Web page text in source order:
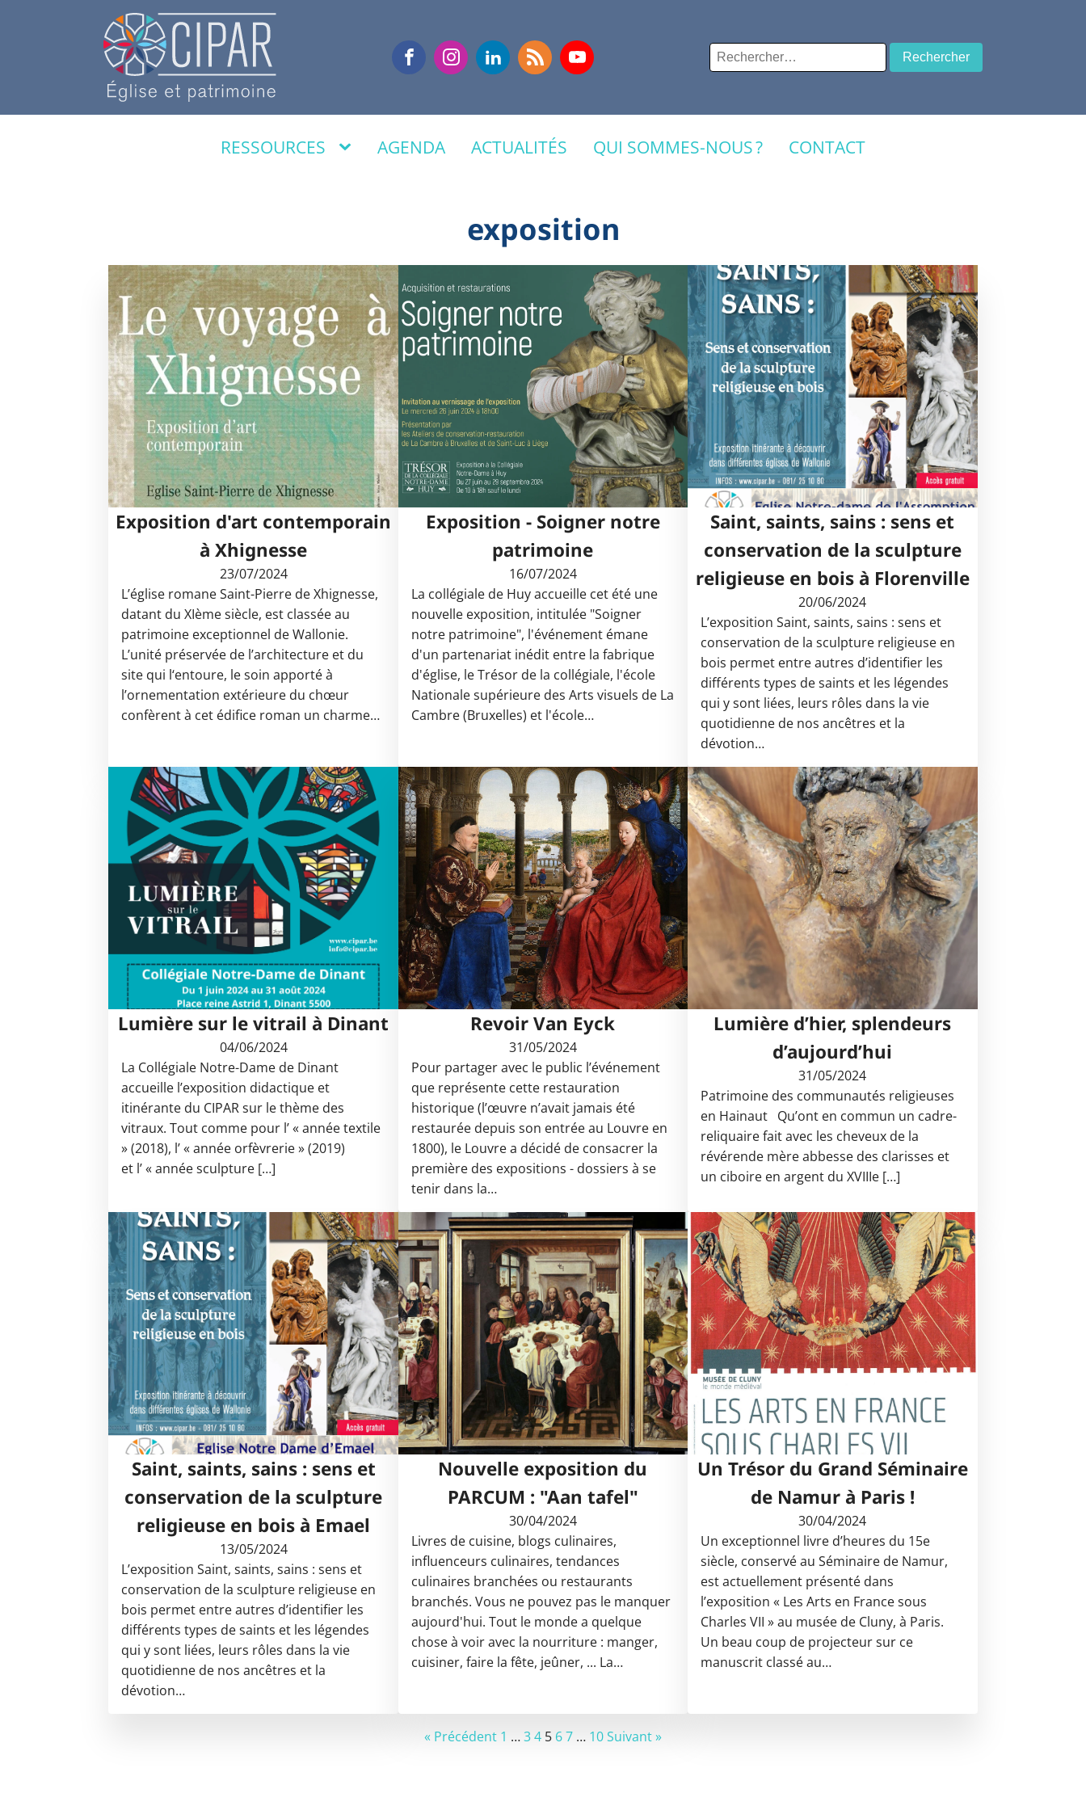
Rechercher :
RESSOURCES AGENDA ACTUALITÉS QUI SOMMES-NOUS ? CONTACT
exposition
Exposition d'art contemporain
à Xhignesse
23/07/2024
L’église romane Saint-Pierre de Xhignesse,
datant du XIème siècle, est classée au
patrimoine exceptionnel de Wallonie.
L’unité préservée de l’architecture et du
site qui l‘entoure, le soin apporté à
l’ornementation extérieure du chœur
confèrent à cet édifice roman un charme…
Exposition - Soigner notre
patrimoine
16/07/2024
La collégiale de Huy accueille cet été une
nouvelle exposition, intitulée "Soigner
notre patrimoine", l'événement émane
d'un partenariat inédit entre la fabrique
d'église, le Trésor de la collégiale, l'école
Nationale supérieure des Arts visuels de La
Cambre (Bruxelles) et l'école…
Saint, saints, sains : sens et
conservation de la sculpture
religieuse en bois à Florenville
20/06/2024
L’exposition Saint, saints, sains : sens et
conservation de la sculpture religieuse en
bois permet entre autres d’identifier les
différents types de saints et les légendes
qui y sont liées, leurs rôles dans la vie
quotidienne de nos ancêtres et la
dévotion…
Lumière sur le vitrail à Dinant
04/06/2024
La Collégiale Notre-Dame de Dinant
accueille l’exposition didactique et
itinérante du CIPAR sur le thème des
vitraux. Tout comme pour l’ « année textile
» (2018), l’ « année orfèvrerie » (2019)
et l’ « année sculpture […]
Revoir Van Eyck
31/05/2024
Pour partager avec le public l’événement
que représente cette restauration
historique (l’œuvre n’avait jamais été
restaurée depuis son entrée au Louvre en
1800), le Louvre a décidé de consacrer la
première des expositions - dossiers à se
tenir dans la…
Lumière d’hier, splendeurs
d’aujourd’hui
31/05/2024
Patrimoine des communautés religieuses
en Hainaut Qu’ont en commun un cadre-
reliquaire fait avec les cheveux de la
révérende mère abbesse des clarisses et
un ciboire en argent du XVIIIe […]
Saint, saints, sains : sens et
conservation de la sculpture
religieuse en bois à Emael
13/05/2024
L’exposition Saint, saints, sains : sens et
conservation de la sculpture religieuse en
bois permet entre autres d’identifier les
différents types de saints et les légendes
qui y sont liées, leurs rôles dans la vie
quotidienne de nos ancêtres et la
dévotion…
Nouvelle exposition du
PARCUM : "Aan tafel"
30/04/2024
Livres de cuisine, blogs culinaires,
influenceurs culinaires, tendances
culinaires branchées ou restaurants
branchés. Vous ne pouvez pas le manquer
aujourd'hui. Tout le monde a quelque
chose à voir avec la nourriture : manger,
cuisiner, faire la fête, jeûner, ... La…
Un Trésor du Grand Séminaire
de Namur à Paris !
30/04/2024
Un exceptionnel livre d’heures du 15e
siècle, conservé au Séminaire de Namur,
est actuellement présenté dans
l’exposition « Les Arts en France sous
Charles VII » au musée de Cluny, à Paris.
Un beau coup de projecteur sur ce
manuscrit classé au…
« Précédent 1 …34 5 67 … 10Suivant »